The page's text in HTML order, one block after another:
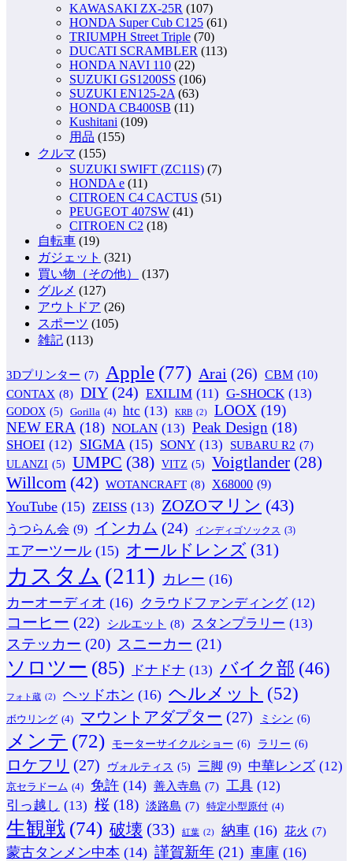
KAWASAKI ZX-25R (107)
HONDA Super Cub C125 (61)
TRIUMPH Street Triple (70)
DUCATI SCRAMBLER (113)
HONDA NAVI 110 (22)
SUZUKI GS1200SS (106)
SUZUKI EN125-2A (63)
HONDA CB400SB (11)
Kushitani (109)
用品 (155)
クルマ (155)
SUZUKI SWIFT (ZC11S) (7)
HONDA e (11)
CITROEN C4 CACTUS (51)
PEUGEOT 407SW (41)
CITROEN C2 (18)
自転車 (19)
ガジェット (321)
買い物（その他）
(137)
グルメ (127)
アウトドア (26)
スポーツ (105)
雑記 (113)
3Dプリンター (7) Apple (77) Arai (26) CBM (10)
CONTAX (8) DIY (24) EXILIM (11) G-SHOCK (13)
GODOX (5) Gorilla (4) htc (13) KRB (2) LOOX (19)
NEW ERA (18) NOLAN (13) Peak Design (18)
SHOEI (12) SIGMA (15) SONY (13) SUBARU R2 (7)
ULANZI (5) UMPC (38) VITZ (5) Voigtlander (28)
Willcom (42) WOTANCRAFT (8) X68000 (9)
YouTube (15) ZEISS (13) ZOZOマリン (43)
うつらん会 (9) インカム (24) インディゴソックス (3)
エアーツール (15) オールドレンズ (31)
カスタム (211) カレー (16)
カーオーディオ (16) クラウドファンディング (12)
コーヒー (22) シルエット (8) スタンプラリー (13)
ステッカー (20) スニーカー (21)
ソロツー (85) ドナドナ (13) バイク部 (46)
フォト蔵 (2) ヘッドホン (16) ヘルメット (52)
ボウリング (4) マウントアダプター (27) ミシン (6)
メンテ (72) モーターサイクルショー (6) ラリー (6)
ロケフリ (27) ヴォルティス (5) 三脚 (9) 中華レンズ (12)
京セラドーム (4) 免許 (14) 善入寺島 (7) 工具 (12)
引っ越し (13) 桜 (18) 淡路島 (7) 特定小型原付 (4)
生観戦 (74) 破壊 (33) 紅葉 (2) 納車 (16) 花火 (7)
蒙古タンメン中本 (14) 謹賀新年 (21) 車庫 (16)